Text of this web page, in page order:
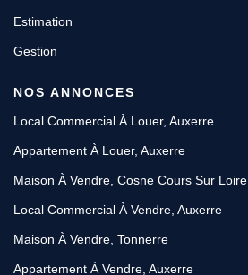
Estimation
Gestion
NOS ANNONCES
Local Commercial À Louer, Auxerre
Appartement À Louer, Auxerre
Maison À Vendre, Cosne Cours Sur Loire
Local Commercial À Vendre, Auxerre
Maison À Vendre, Tonnerre
Appartement À Vendre, Auxerre